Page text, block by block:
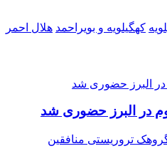
کهگیلویه و بویراحمد هلال احمر
در البرز حضوری شد